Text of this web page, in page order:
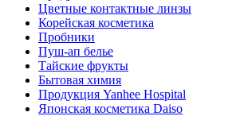
Цветные контактные линзы
Корейская косметика
Пробники
Пуш-ап белье
Тайские фрукты
Бытовая химия
Продукция Yanhee Hospital
Японская косметика Daiso